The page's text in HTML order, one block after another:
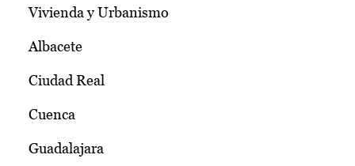
Vivienda y Urbanismo
Albacete
Ciudad Real
Cuenca
Guadalajara